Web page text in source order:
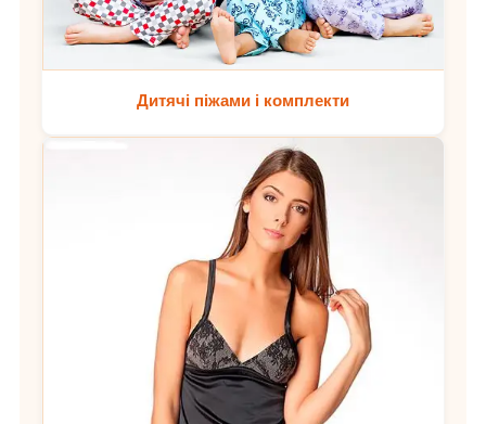
Дитячі піжами і комплекти